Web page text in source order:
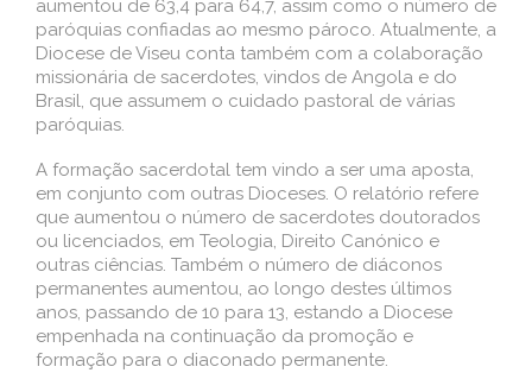
aumentou de 63,4 para 64,7, assim como o número de
paróquias confiadas ao mesmo pároco. Atualmente, a
Diocese de Viseu conta também com a colaboração
missionária de sacerdotes, vindos de Angola e do
Brasil, que assumem o cuidado pastoral de várias
paróquias.
A formação sacerdotal tem vindo a ser uma aposta,
em conjunto com outras Dioceses. O relatório refere
que aumentou o número de sacerdotes doutorados
ou licenciados, em Teologia, Direito Canónico e
outras ciências. Também o número de diáconos
permanentes aumentou, ao longo destes últimos
anos, passando de 10 para 13, estando a Diocese
empenhada na continuação da promoção e
formação para o diaconado permanente.